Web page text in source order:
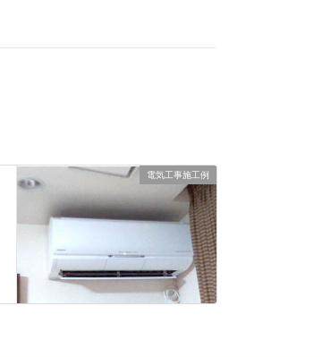
電気工事施工例